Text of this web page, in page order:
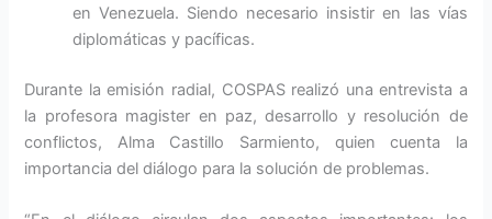
en Venezuela. Siendo necesario insistir en las vías
diplomáticas y pacíficas.
Durante la emisión radial, COSPAS realizó una entrevista a
la profesora magister en paz, desarrollo y resolución de
conflictos, Alma Castillo Sarmiento, quien cuenta la
importancia del diálogo para la solución de problemas.